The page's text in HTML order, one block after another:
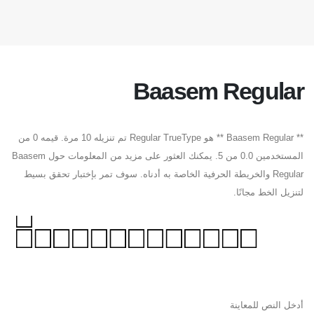
Baasem Regular
** Baasem Regular ** هو Regular TrueType تم تنزيله 10 مرة. قيمه 0 من
المستخدمين 0.0 من 5. يمكنك العثور على مزيد من المعلومات حول Baasem
Regular والخريطة الحرفية الخاصة به أدناه. سوف تمر بإختبار تحقق بسيط
لتنزيل الخط مجانًا.
أدخل النص للمعاينة